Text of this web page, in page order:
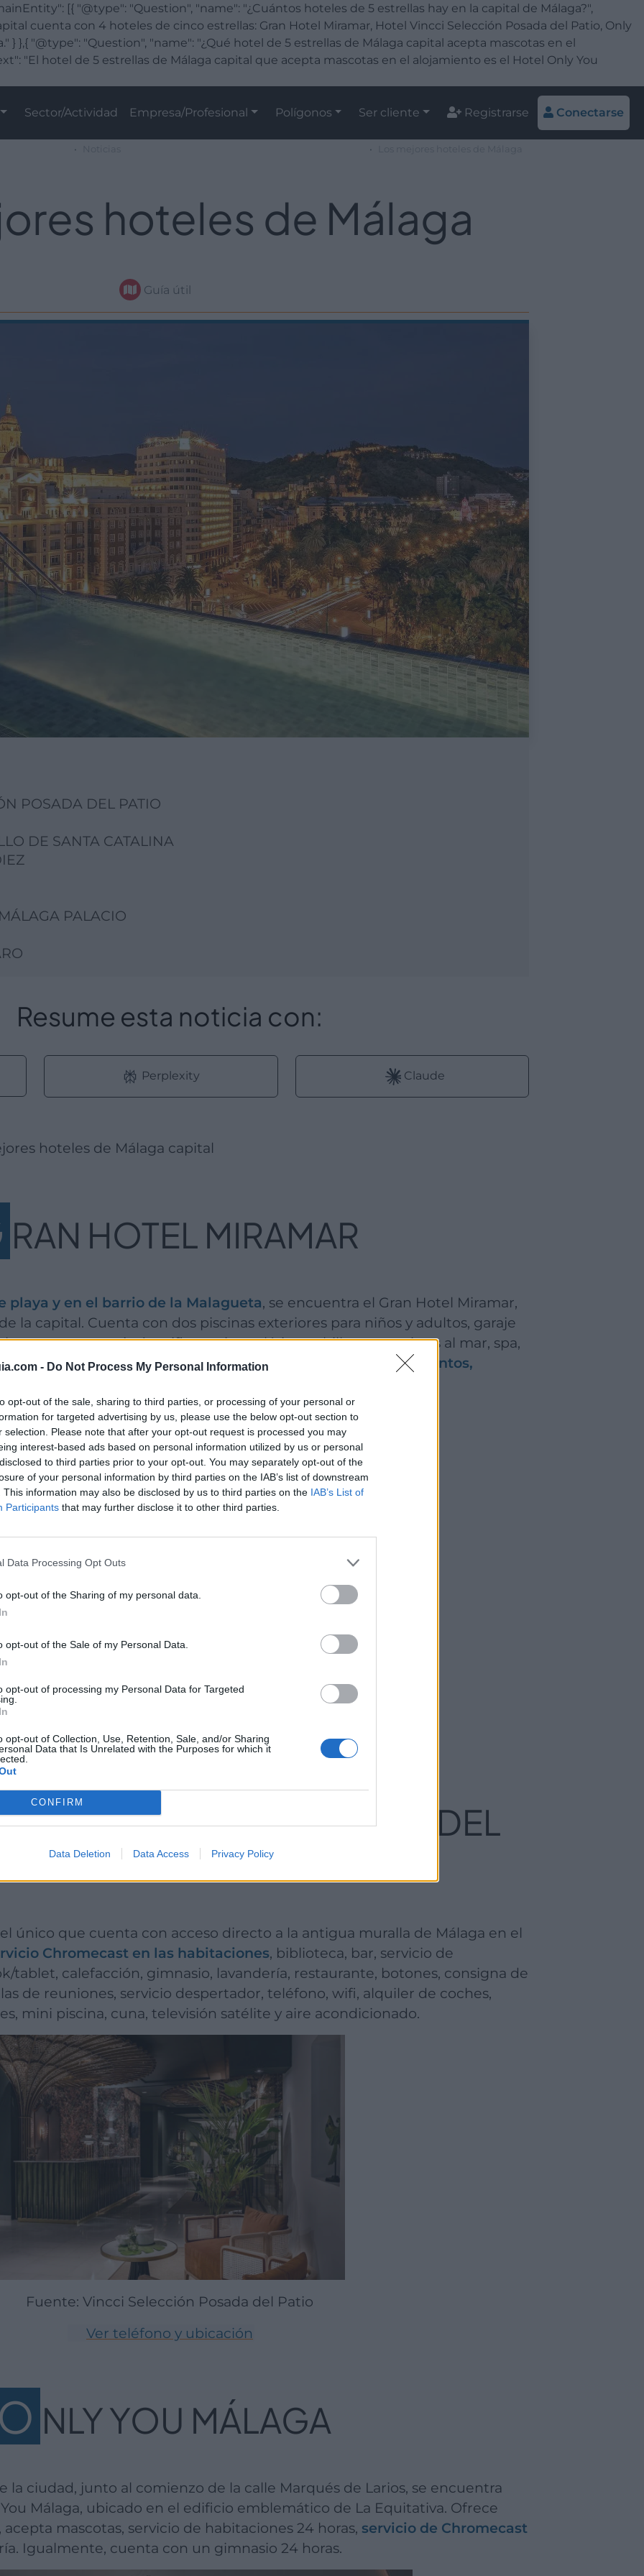
- Do Not Process My Personal Information
opt-out of the sale, sharing to third parties, or processing of your personal or
for targeted advertising by us, please use the below opt-out section to
selection. Please note that after your opt-out request is processed you may
interest-based ads based on personal information utilized by us or personal
to third parties prior to your opt-out. You may separately opt-out of the
of your personal information by third parties on the IAB’s list of downstream
This information may also be disclosed by us to third parties on the IAB’s List of
Participants that may further disclose it to other third parties.
Data Processing Opt Outs
opt-out of the Sharing of my personal data.
opt-out of the Sale of my Personal Data.
opt-out of processing my Personal Data for Targeted
opt-out of Collection, Use, Retention, Sale, and/or Sharing
Data that Is Unrelated with the Purposes for which it
CONFIRM
Data Deletion Data Access Privacy Policy
[{ "@type": "Question", "name": "¿Cuántos hoteles de 5 estrellas hay en la capital de Málaga?",
cuenta con 4 hoteles de cinco estrellas: Gran Hotel Miramar, Hotel Vincci Selección Posada del Patio, Only
} },{ "@type": "Question", "name": "¿Qué hotel de 5 estrellas de Málaga capital acepta mascotas en el
"El hotel de 5 estrellas de Málaga capital que acepta mascotas en el alojamiento es el Hotel Only You
Sector/Actividad Empresa/Profesional Polígonos Ser cliente Registrarse Conectarse
hoteles de Málaga
Guía útil
POSADA DEL PATIO
DE SANTA CATALINA
PALACIO
Resume esta noticia con:
Perplexity Claude
hoteles de Málaga capital
RAN HOTEL MIRAMAR
playa y en el barrio de la Malagueta, se encuentra el Gran Hotel Miramar,
la capital. Cuenta con dos piscinas exteriores para niños y adultos, garaje
y conserjería, wifi gratuito, solárium, chill out con vistas al mar, spa,
y servicio de canguro. Lugaridóneo para celebraciones, eventos,
SELECCIÓN POSADA DEL
PATIO
único que cuenta con acceso directo a la antigua muralla de Málaga en el
Chromecast en las habitaciones, biblioteca, bar, servicio de
tablet, calefacción, gimnasio, lavandería, restaurante, botones, consigna de
de reuniones, servicio despertador, teléfono, wifi, alquiler de coches,
mini piscina, cuna, televisión satélite y aire acondicionado.
Fuente: Vincci Selección Posada del Patio
Ver teléfono y ubicación
O NLY YOU MÁLAGA
You Málaga, ubicado en el edificio emblemático de La Equitativa. Ofrece
mascotas, servicio de habitaciones 24 horas, servicio de Chromecast
Igualmente, cuenta con un gimnasio 24 horas.